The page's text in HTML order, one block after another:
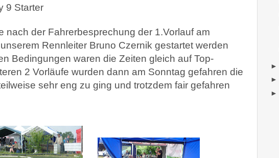
9 Starter
nach der Fahrerbesprechung der 1.Vorlauf am
Rennleiter Bruno Czernik gestartet werden
Bedingungen waren die Zeiten gleich auf Top-
2 Vorläufe wurden dann am Sonntag gefahren die
sehr eng zu ging und trotzdem fair gefahren
►
►
►